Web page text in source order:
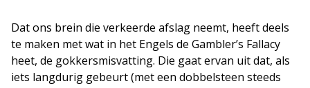
Dat ons brein die verkeerde afslag neemt, heeft deels
te maken met wat in het Engels de Gambler’s Fallacy
heet, de gokkersmisvatting. Die gaat ervan uit dat, als
iets langdurig gebeurt (met een dobbelsteen steeds